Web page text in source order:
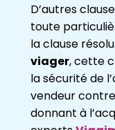
D’autres
toute
la clause
viager, cette
la sécurité de
vendeur
donnant à